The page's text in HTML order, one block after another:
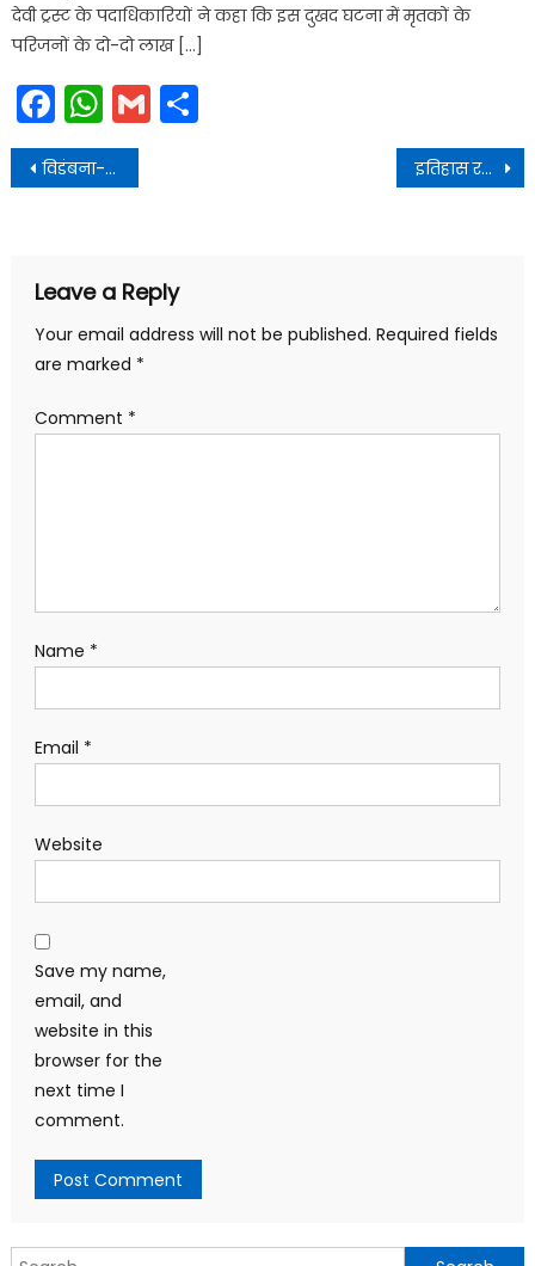
देवी ट्रस्ट के पदाधिकारियों ने कहा कि इस दुखद घटना में मृतकों के
परिजनों के दो-दो लाख […]
Facebook
WhatsApp
Gmail
Post
navigation
विडंबना-गुरु पूर्णिमा पर हरिद्वार में लगी ‘महान संत तिरुवल्लुवर’की प्रतिमा को 5 साल से ‘भागीरथ’का इंतजार इतिहास रचने के बाद हरिद्वार पहुंची हॉकी प्लेयर वंदना कटारिया मां से गले लग रो पड़ी-देखें वीडियो
Leave a Reply
Your email address will not be published. Required fields
are marked *
Comment *
Name *
Email *
Website
Save my name,
email, and
website in this
browser for the
next time I
comment.
Search